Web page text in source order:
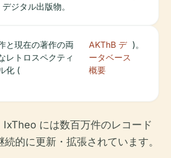
デジタル出版物。
と現在の著作の両
レトロスペクティ
化 (
AKThB デ
ータベース
概要
)。
には数百万件のレコード
的に更新・拡張されています。